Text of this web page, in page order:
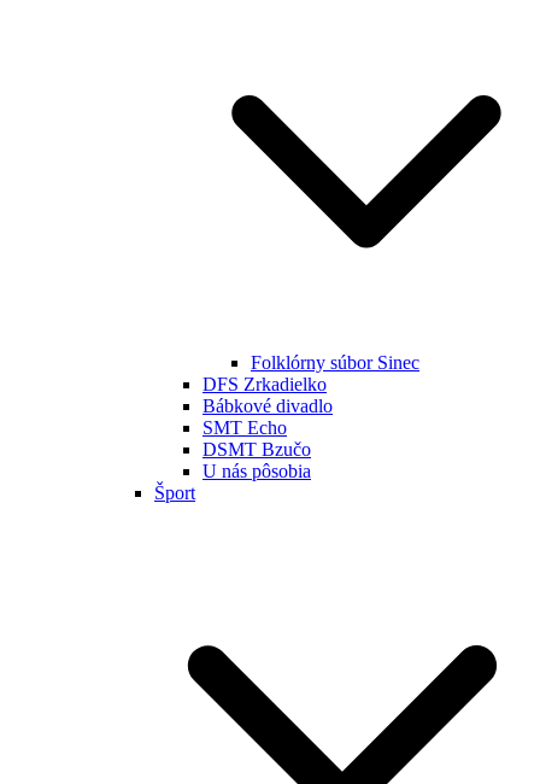
Folklórny súbor Sinec
DFS Zrkadielko
Bábkové divadlo
SMT Echo
DSMT Bzučo
U nás pôsobia
Šport